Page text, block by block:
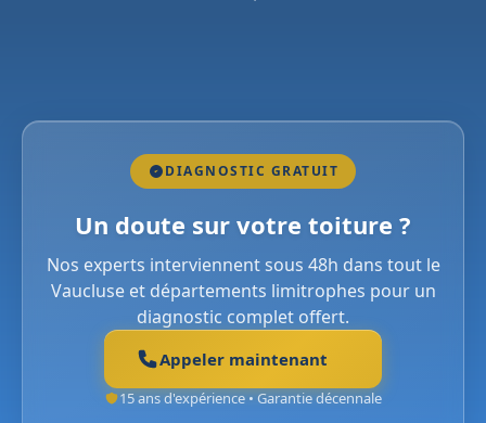
DIAGNOSTIC GRATUIT
Un doute sur votre toiture ?
Nos experts interviennent sous 48h dans tout le
Vaucluse et départements limitrophes pour un
diagnostic complet offert.
Appeler maintenant
15 ans d'expérience • Garantie décennale